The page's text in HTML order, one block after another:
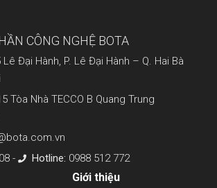
CÔNG NGHỆ BOTA
Lê Đại Hành, P. Lê Đại Hành – Q. Hai Bà
Tòa Nhà TECCO B Quang Trung
- Hotline: 0988 512 772
Giới thiệu